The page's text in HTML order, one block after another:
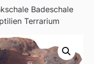
Badeschale
Terrarium